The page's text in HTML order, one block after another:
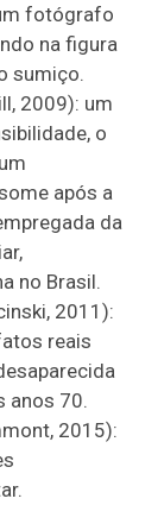
fotógrafo
na figura
sumiço.
2009): um
o
após a
da
no Brasil.
2011):
reais
anos 70.
2015):